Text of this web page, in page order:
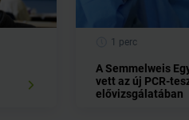
1 perc
A Semmelweis
vett az új PCR-
elővizsgálatában